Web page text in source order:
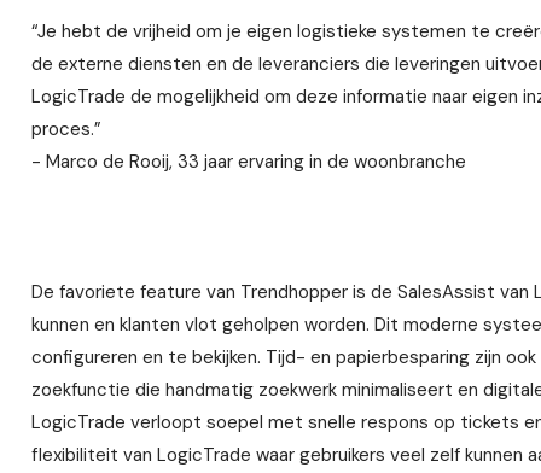
“Je hebt de vrijheid om je eigen logistieke systemen te
de externe diensten en de leveranciers die leveringen
LogicTrade de mogelijkheid om deze informatie naar eigen
proces.”
- Marco de Rooij, 33 jaar ervaring in de woonbranche
De favoriete feature van Trendhopper is de SalesAssist van
kunnen en klanten vlot geholpen worden. Dit moderne
configureren en te bekijken. Tijd- en papierbesparing zijn
zoekfunctie die handmatig zoekwerk minimaliseert en
LogicTrade verloopt soepel met snelle respons op tickets
flexibiliteit van LogicTrade waar gebruikers veel zelf kunnen